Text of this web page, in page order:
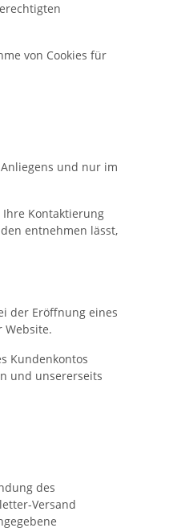
von Cookies für
und nur im
Ihre Kontaktierung
entnehmen lässt,
der Eröffnung eines
Website.
Kundenkontos
und unsererseits
des
Versand